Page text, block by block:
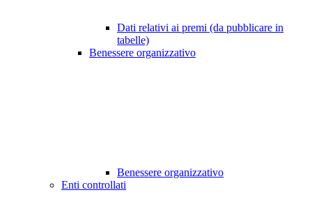
Dati relativi ai premi (da pubblicare in
tabelle)
Benessere organizzativo
Benessere organizzativo
Enti controllati